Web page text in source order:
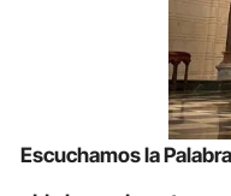
Escuchamos la Palabra